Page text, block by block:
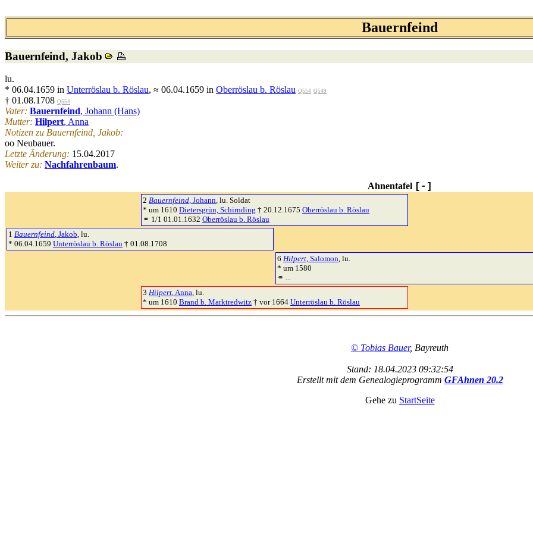
Bauernfeind
Bauernfeind, Jakob
lu.
* 06.04.1659 in Unterröslau b. Röslau, ≈ 06.04.1659 in Oberröslau b. Röslau Q554 Q549
† 01.08.1708 Q554
Vater: Bauernfeind, Johann (Hans)
Mutter: Hilpert, Anna
Notizen zu Bauernfeind, Jakob:
oo Neubauer.
Letzte Änderung: 15.04.2017
Weiter zu: Nachfahrenbaum.
Ahnentafel [-]
2 Bauernfeind, Johann, lu. Soldat
* um 1610 Dietersgrün, Schirnding † 20.12.1675 Oberröslau b. Röslau
⚭ 1/1 01.01.1632 Oberröslau b. Röslau
1 Bauernfeind, Jakob, lu.
* 06.04.1659 Unterröslau b. Röslau † 01.08.1708
6 Hilpert, Salomon, lu.
* um 1580
⚭ ...
3 Hilpert, Anna, lu.
* um 1610 Brand b. Marktredwitz † vor 1664 Unterröslau b. Röslau
© Tobias Bauer, Bayreuth
Stand: 18.04.2023 09:32:54
Erstellt mit dem Genealogieprogramm GFAhnen 20.2
Gehe zu StartSeite